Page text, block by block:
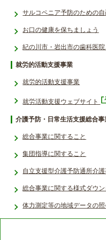
サルコペニア予防のための
お口の健康を保ちましょう
紀の川市・岩出市の歯科医
就労的活動支援事業
就労的活動支援事業
就労活動支援ウェブサイト
介護予防・日常生活支援総合事
総合事業に関すること
集団指導に関すること
自立支援型介護予防通所介
総合事業に関する様式ダウ
体力測定等の地域データの照